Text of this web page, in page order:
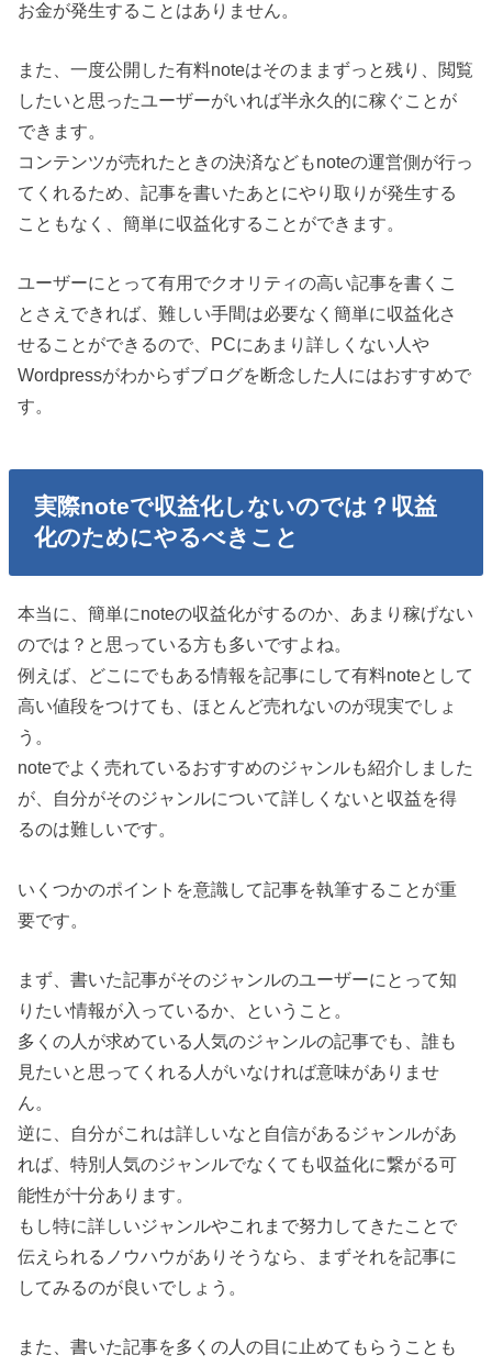
お金が発生することはありません。
また、一度公開した有料noteはそのままずっと残り、閲覧
したいと思ったユーザーがいれば半永久的に稼ぐことが
できます。
コンテンツが売れたときの決済などもnoteの運営側が行っ
てくれるため、記事を書いたあとにやり取りが発生する
こともなく、簡単に収益化することができます。
ユーザーにとって有用でクオリティの高い記事を書くこ
とさえできれば、難しい手間は必要なく簡単に収益化さ
せることができるので、PCにあまり詳しくない人や
Wordpressがわからずブログを断念した人にはおすすめで
す。
実際noteで収益化しないのでは？収益
化のためにやるべきこと
本当に、簡単にnoteの収益化がするのか、あまり稼げない
のでは？と思っている方も多いですよね。
例えば、どこにでもある情報を記事にして有料noteとして
高い値段をつけても、ほとんど売れないのが現実でしょ
う。
noteでよく売れているおすすめのジャンルも紹介しました
が、自分がそのジャンルについて詳しくないと収益を得
るのは難しいです。
いくつかのポイントを意識して記事を執筆することが重
要です。
まず、書いた記事がそのジャンルのユーザーにとって知
りたい情報が入っているか、ということ。
多くの人が求めている人気のジャンルの記事でも、誰も
見たいと思ってくれる人がいなければ意味がありませ
ん。
逆に、自分がこれは詳しいなと自信があるジャンルがあ
れば、特別人気のジャンルでなくても収益化に繋がる可
能性が十分あります。
もし特に詳しいジャンルやこれまで努力してきたことで
伝えられるノウハウがありそうなら、まずそれを記事に
してみるのが良いでしょう。
また、書いた記事を多くの人の目に止めてもらうことも